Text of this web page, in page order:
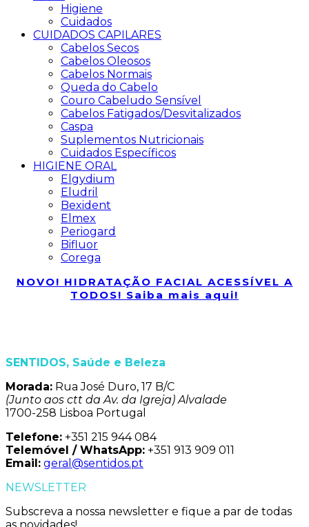
Higiene
Cuidados
CUIDADOS CAPILARES
Cabelos Secos
Cabelos Oleosos
Cabelos Normais
Queda do Cabelo
Couro Cabeludo Sensível
Cabelos Fatigados/Desvitalizados
Caspa
Suplementos Nutricionais
Cuidados Específicos
HIGIENE ORAL
Elgydium
Eludril
Bexident
Elmex
Periogard
Bifluor
Corega
NOVO! HIDRATAÇÃO FACIAL ACESSÍVEL A
TODOS! Saiba mais aqui!
SENTIDOS, Saúde e Beleza
Morada: Rua José Duro, 17 B/C
(Junto aos ctt da Av. da Igreja) Alvalade
1700-258 Lisboa Portugal
Telefone: +351 215 944 084
Telemóvel / WhatsApp: +351 913 909 011
Email: geral@sentidos.pt
NEWSLETTER
Subscreva a nossa newsletter e fique a par de todas